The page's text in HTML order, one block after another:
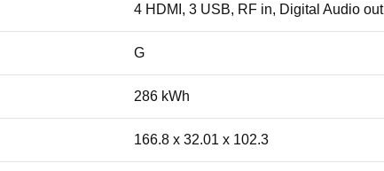
4 HDMI, 3 USB, RF in, Digital Audio
G
286 kWh
166.8 x 32.01 x 102.3